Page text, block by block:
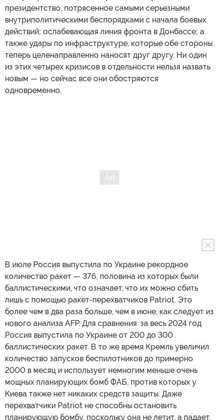
президентство, потрясенное самыми серьезными
внутриполитическими беспорядками с начала боевых
действий; ослабевающая линия фронта в Донбассе; а
также удары по инфраструктуре, которые обе стороны
теперь целенаправленно наносят друг другу. Ни один
из этих четырех кризисов в отдельности нельзя назвать
новым — но сейчас все они обостряются
одновременно.
В июле Россия выпустила по Украине рекордное
количество ракет — 376, половина из которых были
баллистическими, что означает, что их можно сбить
лишь с помощью ракет-перехватчиков Patriot. Это
более чем в два раза больше, чем в июне, как следует из
нового анализа AFP. Для сравнения: за весь 2024 год
Россия выпустила по Украине от 200 до 300
баллистических ракет. В то же время Кремль увеличил
количество запусков беспилотников до примерно
2000 в месяц и использует немногим меньше очень
мощных планирующих бомб ФАБ, против которых у
Киева также нет никаких средств защиты. Даже
перехватчики Patriot не способны остановить
планирующую бомбу, поскольку она не летит, а падает.